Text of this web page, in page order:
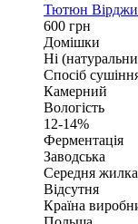
Тютюн
600 грн
Домішки
Ні
Спосіб
Камерний
Вологість
12-14%
Ферментація
Заводська
Середня жилка
Відсутня
Країна